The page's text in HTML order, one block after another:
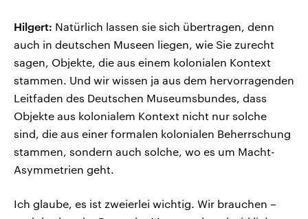
Hilgert: Natürlich lassen sie sich übertragen, denn
auch in deutschen Museen liegen, wie Sie zurecht
sagen, Objekte, die aus einem kolonialen Kontext
stammen. Und wir wissen ja aus dem hervorragenden
Leitfaden des Deutschen Museumsbundes, dass
Objekte aus kolonialem Kontext nicht nur solche
sind, die aus einer formalen kolonialen Beherrschung
stammen, sondern auch solche, wo es um Macht-
Asymmetrien geht.
Ich glaube, es ist zweierlei wichtig. Wir brauchen –